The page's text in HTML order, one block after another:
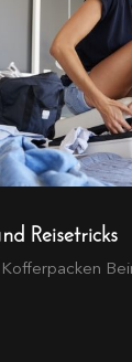
Reisetricks